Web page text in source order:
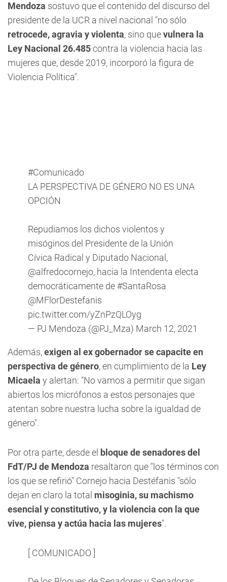
Mendoza sostuvo que el contenido del discurso del
presidente de la UCR a nivel nacional "no sólo
retrocede, agravia y violenta, sino quevulnera la
Ley Nacional 26.485contra la violencia hacia las
mujeres que, desde 2019, incorporó la figura de
Violencia Política".
#Comunicado
LA PERSPECTIVA DE GÉNERO NO ES UNA
OPCIÓN
Repudiamos los dichos violentos y
misóginos del Presidente de la Unión
Cívica Radical y Diputado Nacional,
@alfredocornejo, hacia la Intendenta electa
democráticamente de#SantaRosa
@MFlorDestefanis
pic.twitter.com/yZnPzQLOyg
— PJ Mendoza (@PJ_Mza) March 12, 2021
Además,exigen al ex gobernador se capacite en
perspectiva de género, en cumplimiento de la Ley
Micaela y alertan: "No vamos a permitir que sigan
abiertos los micrófonos a estos personajes que
atentan sobre nuestra lucha sobre la igualdad de
género".
Por otra parte, desde el bloque de senadores del
FdT/PJ de Mendoza resaltaron que "los términos con
los que se refirió" Cornejo hacia Destéfanis "sólo
dejan en claro la total misoginia, su machismo
esencial y constitutivo, y la violencia con la que
vive, piensa y actúa hacia las mujeres".
[ COMUNICADO ]